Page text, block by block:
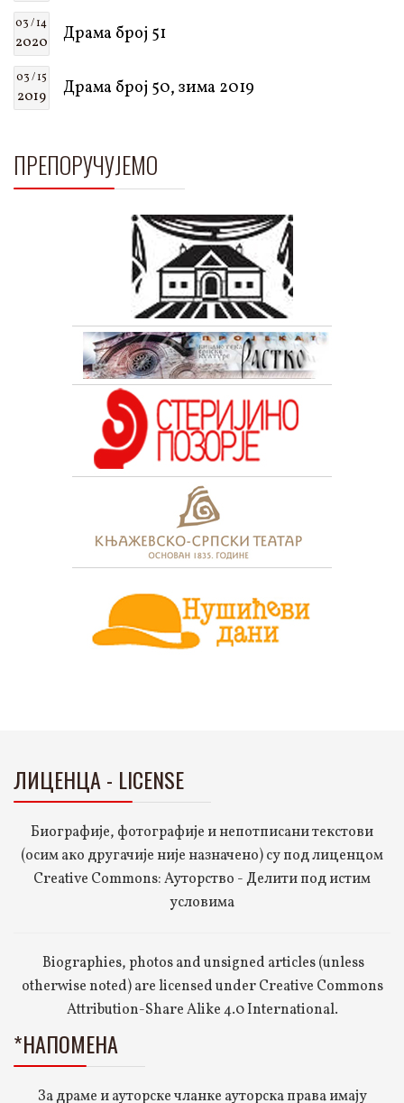
03 / 14
2020 Драма број 51
03 / 15
2019 Драма број 50, зима 2019
ПРЕПОРУЧУЈЕМО
ЛИЦЕНЦА - LICENSE
Биографије, фотографије и непотписани текстови
(осим ако другачије није назначено) су под лиценцом
Creative Commons: Ауторство - Делити под истим
условима
Biographies, photos and unsigned articles (unless
otherwise noted) are licensed under Creative Commons
Attribution-Share Alike 4.0 International.
*НАПОМЕНА
За драме и ауторске чланке ауторска права имају